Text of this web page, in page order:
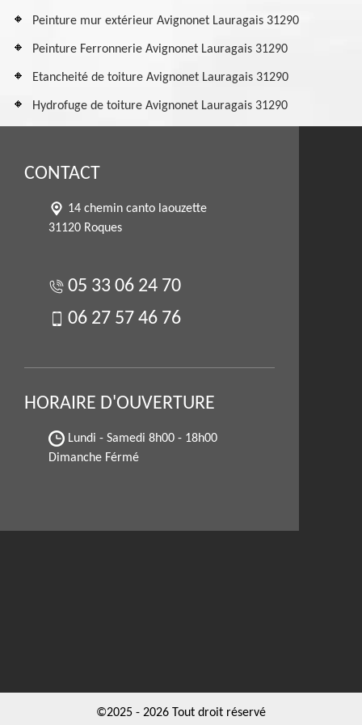
Peinture mur extérieur Avignonet Lauragais 31290
Peinture Ferronnerie Avignonet Lauragais 31290
Etancheité de toiture Avignonet Lauragais 31290
Hydrofuge de toiture Avignonet Lauragais 31290
CONTACT
14 chemin canto laouzette
31120 Roques
05 33 06 24 70
06 27 57 46 76
HORAIRE D'OUVERTURE
Lundi - Samedi 8h00 - 18h00
Dimanche Férmé
©2025 - 2026 Tout droit réservé